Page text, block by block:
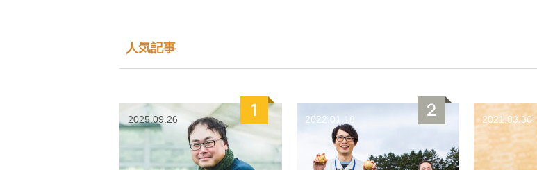
人気記事
2025.09.26 2022.01.18 2021.03.30